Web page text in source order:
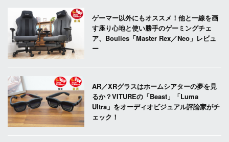
ゲーマー以外にもオススメ！他と一線を画
す座り心地と使い勝手のゲーミングチェ
ア、Boulies「Master Rex／Neo」レビュ
ー
AR／XRグラスはホームシアターの夢を見
るか？VITUREの「Beast」「Luma
Ultra」をオーディオビジュアル評論家がチ
ェック！